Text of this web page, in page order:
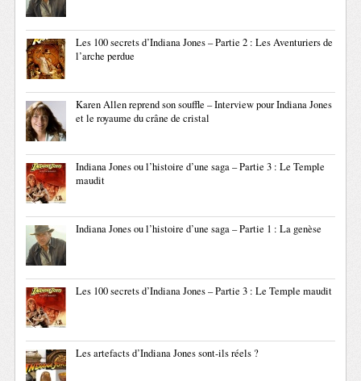
Les 100 secrets d’Indiana Jones – Partie 2 : Les Aventuriers de
l’arche perdue
Karen Allen reprend son souffle – Interview pour Indiana Jones
et le royaume du crâne de cristal
Indiana Jones ou l’histoire d’une saga – Partie 3 : Le Temple
maudit
Indiana Jones ou l’histoire d’une saga – Partie 1 : La genèse
Les 100 secrets d’Indiana Jones – Partie 3 : Le Temple maudit
Les artefacts d’Indiana Jones sont-ils réels ?